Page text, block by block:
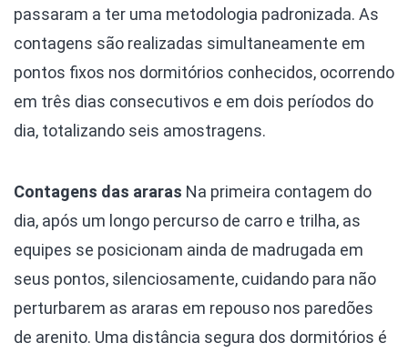
passaram a ter uma metodologia padronizada. As
contagens são realizadas simultaneamente em
pontos fixos nos dormitórios conhecidos, ocorrendo
em três dias consecutivos e em dois períodos do
dia, totalizando seis amostragens.
Contagens das araras Na primeira contagem do
dia, após um longo percurso de carro e trilha, as
equipes se posicionam ainda de madrugada em
seus pontos, silenciosamente, cuidando para não
perturbarem as araras em repouso nos paredões
de arenito. Uma distância segura dos dormitórios é